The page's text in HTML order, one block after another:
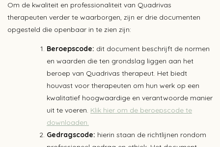
Om de kwaliteit en professionaliteit van Quadrivas
therapeuten verder te waarborgen, zijn er drie documenten
opgesteld die openbaar in te zien zijn:
Beroepscode: dit document beschrijft de normen
en waarden die ten grondslag liggen aan het
beroep van Quadrivas therapeut. Het biedt
houvast voor therapeuten om hun werk op een
kwalitatief hoogwaardige en verantwoorde manier
uit te voeren. Klik hier om de beroepscode te
downloaden.
Gedragscode: hierin staan de richtlijnen rondom